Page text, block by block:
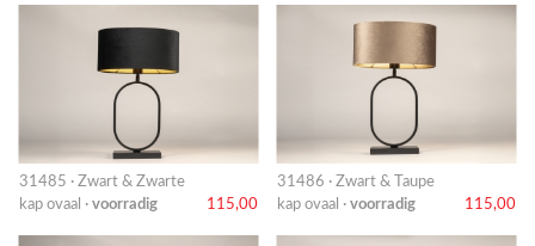
31485 · Zwart & Zwarte
kap ovaal · voorradig 115,00
31486 · Zwart & Taupe
kap ovaal · voorradig 115,00